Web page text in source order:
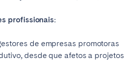
profissionais:
de empresas promotoras
desde que afetos a projetos